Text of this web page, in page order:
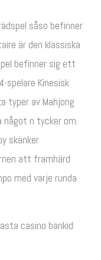
såso befinner
är den klassiska
befinner sig ett
spelare Kinesisk
typer av Mahjong
något n tycker om.
skänker
att framhärd
med varje runda.